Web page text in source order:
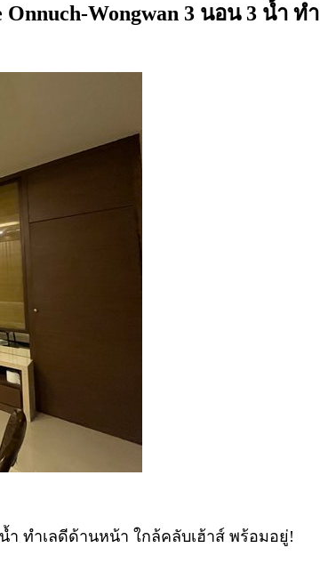
Onnuch-Wongwan 3 นอน 3 น้ำ
ำ ทำเลดีด้านหน้า ใกล้คลับเฮ้าส์ พร้อมอยู่!